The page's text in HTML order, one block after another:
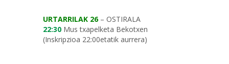
URTARRILAK 26– OSTIRALA
22:30 Mus txapelketa Bekotxen
(Inskripzioa 22:00etatik aurrera)